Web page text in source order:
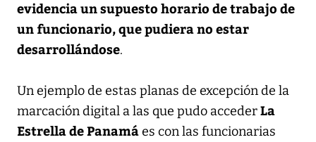
evidencia un supuesto horario de trabajo de
un funcionario, que pudiera no estar
desarrollándose.
Un ejemplo de estas planas de excepción de la
marcación digital a las que pudo accederLa
Estrella de Panamáes con las funcionarias